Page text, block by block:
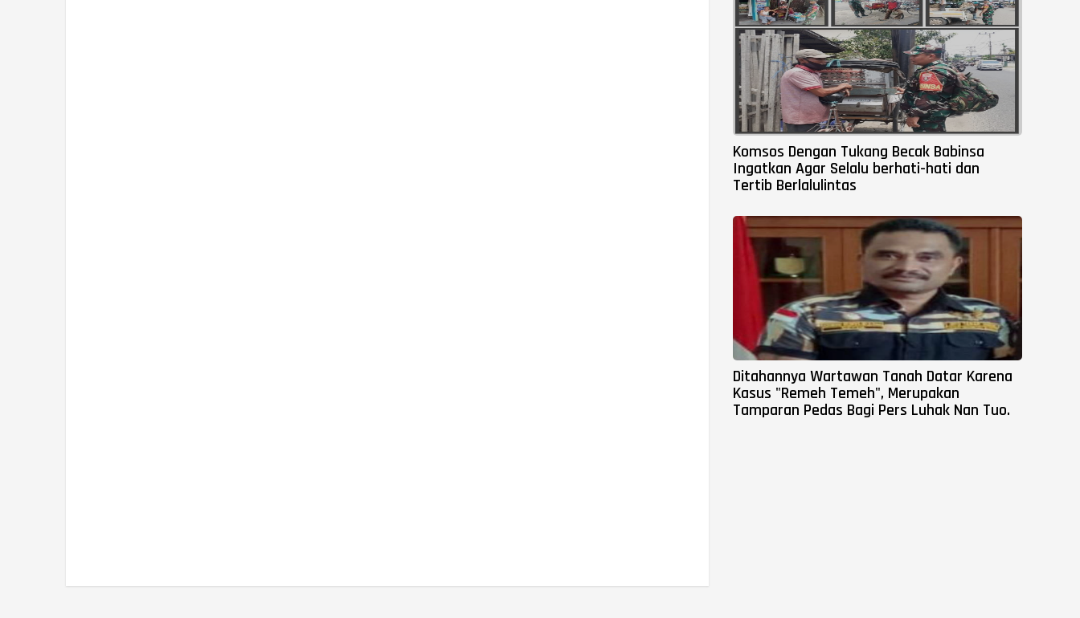
Komsos Dengan Tukang Becak Babinsa
Ingatkan Agar Selalu berhati-hati dan
Tertib Berlalulintas
Ditahannya Wartawan Tanah Datar Karena
Kasus "Remeh Temeh", Merupakan
Tamparan Pedas Bagi Pers Luhak Nan Tuo.